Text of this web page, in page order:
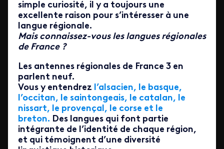
simple curiosité, il y a toujours une
excellente raison pour s’intéresser à une
langue régionale.
Mais connaissez-vous les langues régionales
de France ?
Les antennes régionales de France 3 en
parlent neuf.
Vous y entendrez l’alsacien, le basque,
l’occitan, le saintongeais, le catalan, le
nissart, le provençal, le corse et le
breton. Des langues qui font partie
intégrante de l’identité de chaque région,
et qui témoignent d’une diversité